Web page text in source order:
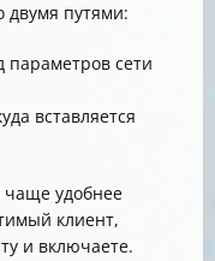
двумя путями:
параметров сети
вставляется
удобнее
клиент,
и включаете.